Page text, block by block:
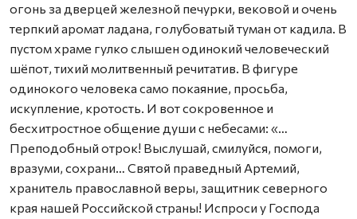
огонь за дверцей железной печурки, вековой и очень
терпкий аромат ладана, голубоватый туман от кадила. В
пустом храме гулко слышен одинокий человеческий
шёпот, тихий молитвенный речитатив. В фигуре
одинокого человека само покаяние, просьба,
искупление, кротость. И вот сокровенное и
бесхитростное общение души с небесами: «…
Преподобный отрок! Выслушай, смилуйся, помоги,
вразуми, сохрани… Святой праведный Артемий,
хранитель православной веры, защитник северного
края нашей Российской страны! Испроси у Господа